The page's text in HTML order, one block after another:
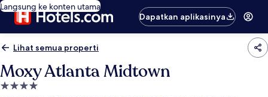
Langsung ke konten utama
Dapatkan aplikasinya
Lihat semua properti
Moxy Atlanta Midtown
Properti